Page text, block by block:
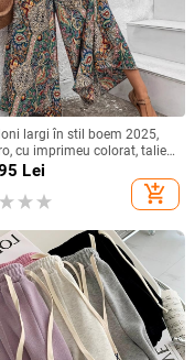
largi în stil boem 2025,
cu imprimeu colorat, talie
lejeră
Lei
add_shopping_cart